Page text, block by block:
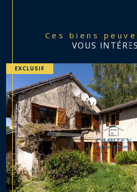
Ces biens
VOUS
EXCLUSIF